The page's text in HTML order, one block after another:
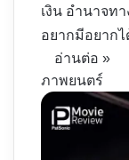
เงิน อำนาจท
อยากมีอยาก
อ่านต่อ »
ภาพยนตร์